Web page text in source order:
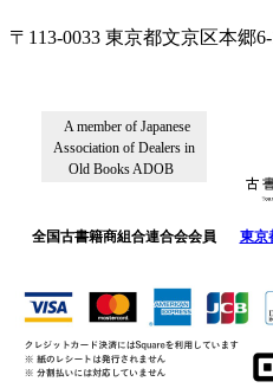
〒113-0033 東京都文京区本郷
A member of Japanese
Association of Dealers in
Old Books ADOB
全国古書籍商組合連合会会員 東京